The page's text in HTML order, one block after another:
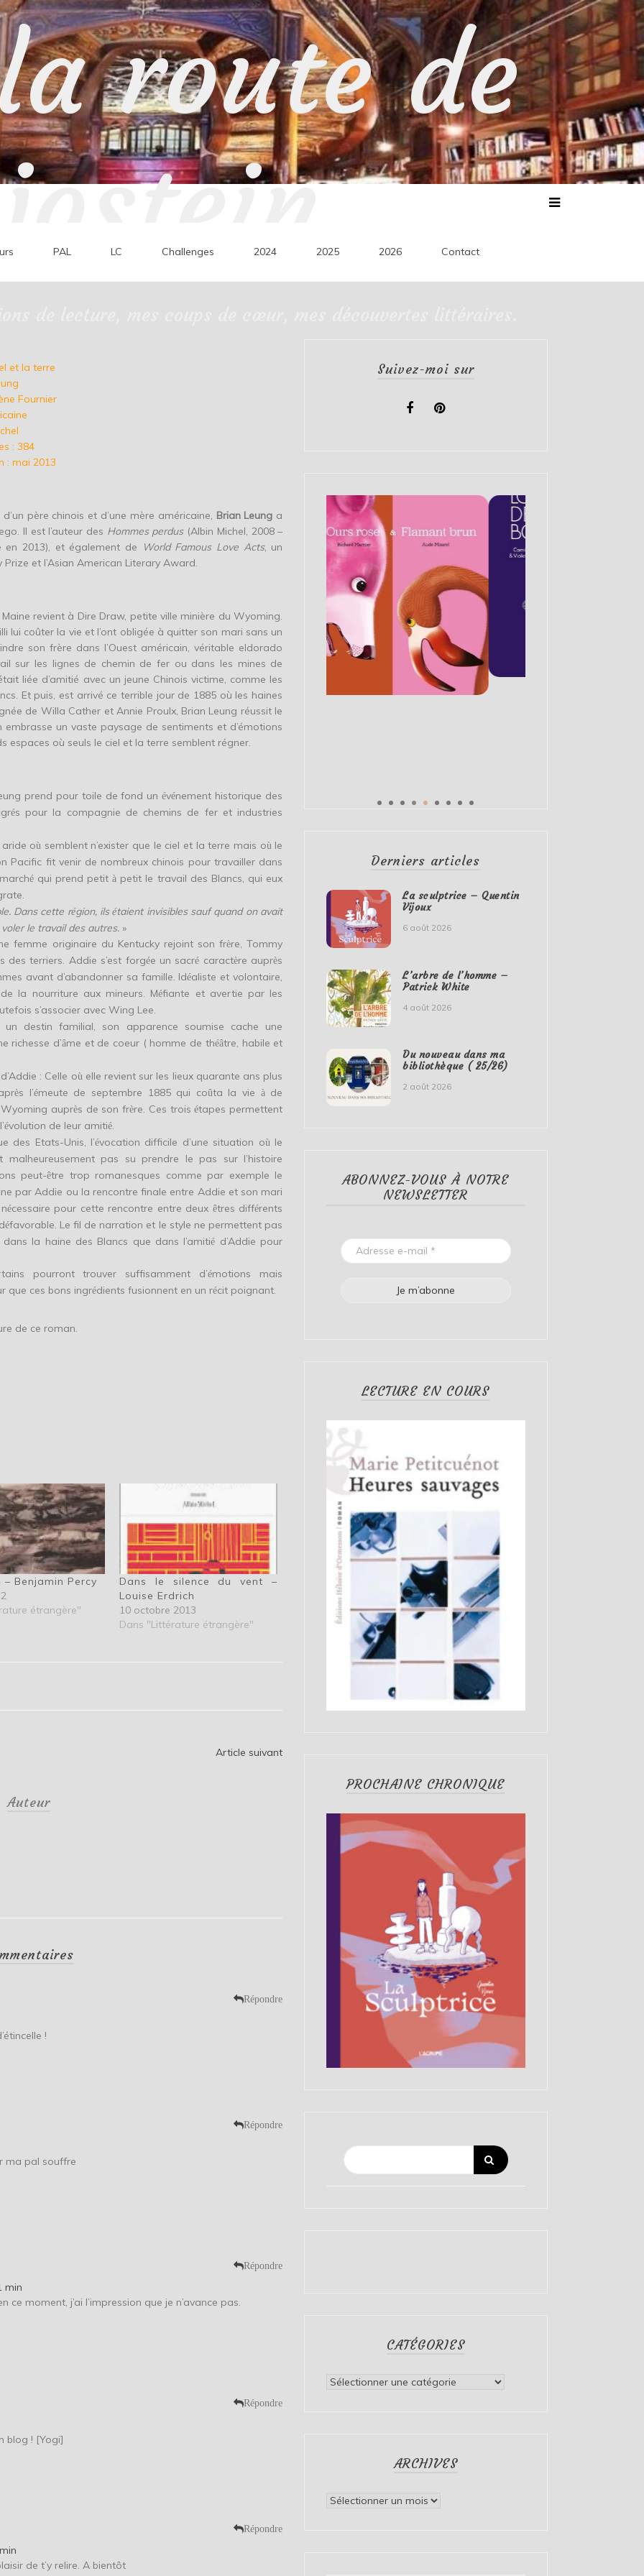
route de
jostein
PAL LC Challenges 2024 2025 2026 Contact
et la terre
Fournier
: 384
: mai 2013
père chinois et d’une mère américaine, Brian Leung a
Il est l’auteur des Hommes perdus(Albin Michel, 2008 –
en 2013), et également de
World Famous Love Acts, un
et l’Asian American Literary Award.
revient à Dire Draw, petite ville minière du Wyoming.
lui coûter la vie et l’ont obligée à quitter son mari sans un
son frère dans l’Ouest américain, véritable eldorado
sur les lignes de chemin de fer ou dans les mines de
liée d’amitié avec un jeune Chinois victime, comme les
Et puis, est arrivé ce terrible jour de 1885 où les haines
de Willa Cather et Annie Proulx, Brian Leung réussit le
un vaste paysage de sentiments et d’émotions
espaces où seuls le ciel et la terre semblent régner.
prend pour toile de fond unévénement historique des
és pour la compagnie de chemins de fer et industries
aride où semblent n’exister que le ciel et la terre mais oùle
Pacific fit venir de nombreux chinois pour travailler dans
équi prend petità petit le travail des Blancs, qui eux
Dans cette région, ilsétaient invisibles sauf quand on avait
voler le travail des autres. »
femme originaire du Kentucky rejoint son frère, Tommy
des terriers. Addie s’est forgée un sacré caractère auprès
avant d’abandonner sa famille. Idéaliste et volontaire,
la nourriture aux mineurs. Méfiante et avertie par les
s’associer avec Wing Lee.
un destin familial, son apparence soumise cache une
richesse d’âme et de coeur ( homme de théâtre, habile et
: Celle oùelle revient sur les lieux quarante ans plus
ès l’émeute de septembre 1885 qui coûta la vie àde
auprès de son frère. Ces troisétapes permettent
évolution de leur amitié.
des Etats-Unis, l’évocation difficile d’une situation oùle
malheureusement pas su prendre le pas sur l’histoire
peut-être trop romanesques comme par exemple le
par Addie ou la rencontre finale entre Addie et son mari
écessaire pour cette rencontre entre deux êtres différents
éfavorable. Le fil de narration et le style ne permettent pas
la haine des Blancs que dans l’amitié d’Addie pour
pourront trouver suffisamment d’émotions mais
que ces bons ingrédients fusionnent en un récit poignant.
de ce roman.
– Benjamin Percy
étrangère"
Dans le silence du vent –
Louise Erdrich
10 octobre 2013
Dans "Littérature étrangère"
Article suivant
Auteur
Répondre
!
Répondre
ma pal souffre
Répondre
min
ce moment, j’ai l’impression que je n’avance pas.
Répondre
blog ! [Yogi]
Répondre
de t’y relire. A bientôt
Suivez-moi sur
Derniers articles
La sculptrice – Quentin
Vijoux
6 août 2026
L’arbre de l’homme –
Patrick White
4 août 2026
Du nouveau dans ma
bibliothèque ( 25/26)
2 août 2026
ABONNEZ-VOUS À NOTRE
NEWSLETTER
LECTURE EN COURS
PROCHAINE CHRONIQUE
CATÉGORIES
Catégories
ARCHIVES
Archives